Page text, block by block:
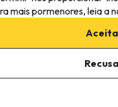
2 noites + 2 Dias de forfait
Fim de semana de Ski
mais pormenores, leia a